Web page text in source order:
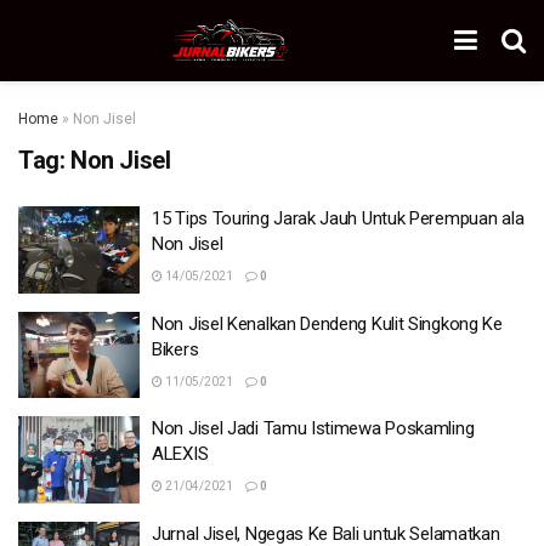
Home » Non Jisel
Tag: Non Jisel
15 Tips Touring Jarak Jauh Untuk Perempuan ala
Non Jisel
14/05/2021 0
Non Jisel Kenalkan Dendeng Kulit Singkong Ke
Bikers
11/05/2021 0
Non Jisel Jadi Tamu Istimewa Poskamling
ALEXIS
21/04/2021 0
Jurnal Jisel, Ngegas Ke Bali untuk Selamatkan